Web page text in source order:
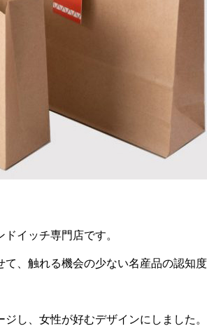
イッチ専門店です。
、触れる機会の少ない名産品の認知
し、女性が好むデザインにしました。